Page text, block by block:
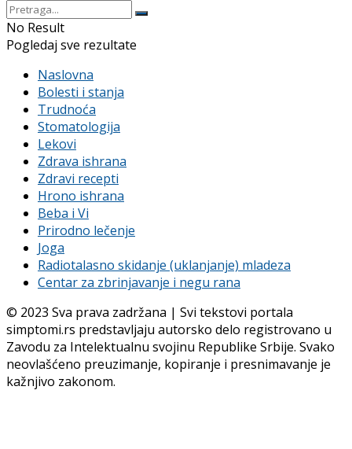
No Result
Pogledaj sve rezultate
Naslovna
Bolesti i stanja
Trudnoća
Stomatologija
Lekovi
Zdrava ishrana
Zdravi recepti
Hrono ishrana
Beba i Vi
Prirodno lečenje
Joga
Radiotalasno skidanje (uklanjanje) mladeza
Centar za zbrinjavanje i negu rana
© 2023 Sva prava zadržana | Svi tekstovi portala
simptomi.rs predstavljaju autorsko delo registrovano u
Zavodu za Intelektualnu svojinu Republike Srbije. Svako
neovlašćeno preuzimanje, kopiranje i presnimavanje je
kažnjivo zakonom.